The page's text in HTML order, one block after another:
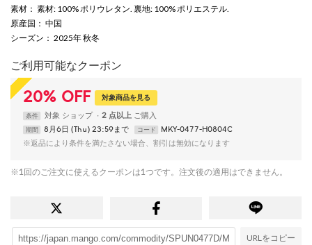
素材 ： 素材: 100% ポリウレタン. 裏地: 100% ポリエステル.
原産国 ： 中国
シーズン ： 2025年 秋冬
ご利用可能なクーポン
20% OFF 対象商品を見る
条件 対象 ショップ 2 点以上
期間 8月6日 (Thu) 23:59まで コード
MKY-0477-H0804C
※返品により条件を満たさない場合、割引は無効になります
※1回のご注文に使えるクーポンは1つです。注文後の適用はできません。
URLをコピー